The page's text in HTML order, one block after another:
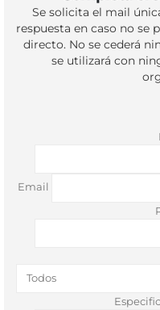
Se solicita el mail
respuesta en caso no se
directo. No se cederá
se utilizará con
Email